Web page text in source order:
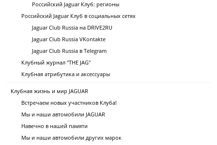
Российский Jaguar Клуб: регионы
Российский Jaguar Клуб в социальных сетях
Jaguar Club Russia на DRIVE2RU
Jaguar Club Russia VKontakte
Jaguar Club Russia в Telegram
Клубный журнал "THE JAG"
Клубная атрибутика и аксессуары
Клубная жизнь и мир JAGUAR
Встречаем новых участников Клуба!
Мы и наши автомобили JAGUAR
Навечно в нашей памяти
Мы и наши автомобили других марок